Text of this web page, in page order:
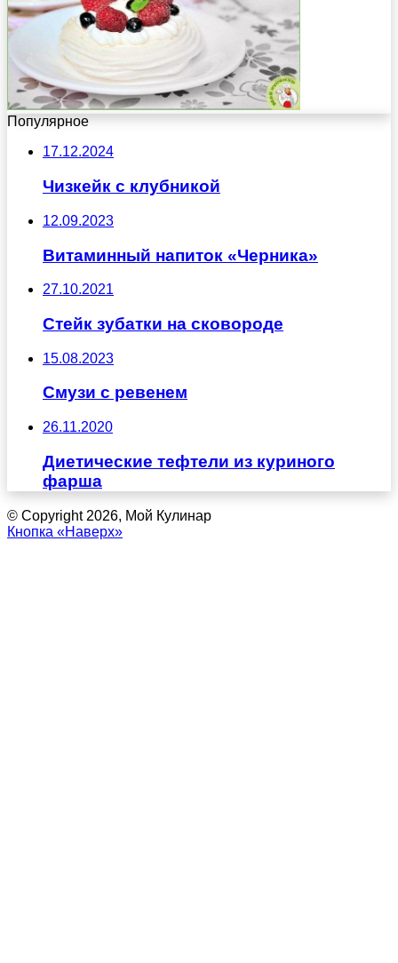
Популярное
17.12.2024
Чизкейк с клубникой
12.09.2023
Витаминный напиток «Черника»
27.10.2021
Стейк зубатки на сковороде
15.08.2023
Смузи с ревенем
26.11.2020
Диетические тефтели из куриного
фарша
© Copyright 2026, Мой Кулинар
Кнопка «Наверх»